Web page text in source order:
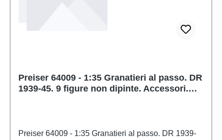
Preiser 64009 - 1:35 Granatieri al passo. DR
1939-45. 9 figure non dipinte. Accessori.
Preiser 64009 - 1:35 Granatieri al passo. DR 1939-